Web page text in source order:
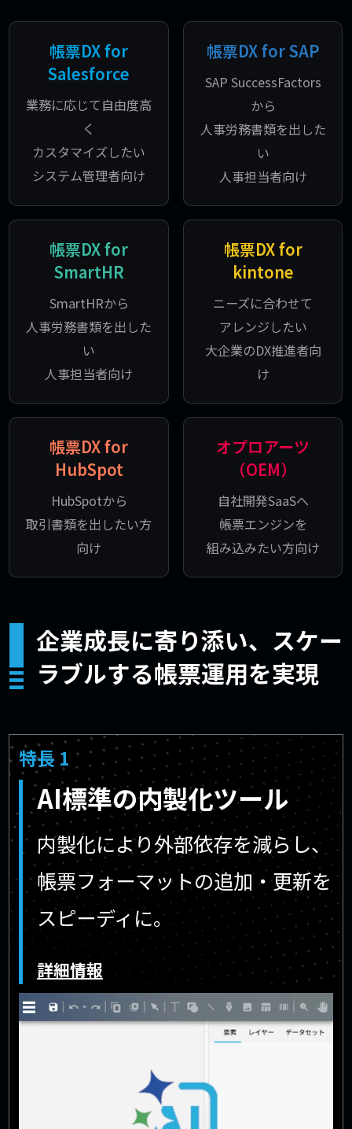
帳票DX for
Salesforce
業務に応じて自由度高
く
カスタマイズしたい
システム管理者向け
帳票DX for SAP
SAP SuccessFactors
から
人事労務書類を出した
い
人事担当者向け
帳票DX for
SmartHR
SmartHRから
人事労務書類を出した
い
人事担当者向け
帳票DX for
kintone
ニーズに合わせて
アレンジしたい
大企業のDX推進者向
け
帳票DX for
HubSpot
HubSpotから
取引書類を出したい方
向け
オプロアーツ
（OEM）
自社開発SaaSへ
帳票エンジンを
組み込みたい方向け
企業成長に寄り添い、スケー
ラブルする帳票運用を実現
特長 1
AI標準の内製化ツール
内製化により外部依存を減らし、
帳票フォーマットの追加・更新を
スピーディに。
詳細情報